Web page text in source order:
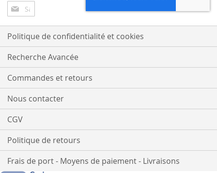
Inscription
à
notre
lettre
d’information
:
Politique de confidentialité et cookies
Recherche Avancée
Commandes et retours
Nous contacter
CGV
Politique de retours
Frais de port - Moyens de paiement - Livraisons